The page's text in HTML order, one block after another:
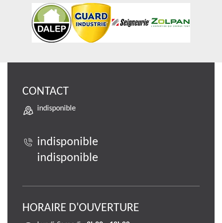
CONTACT
indisponible
indisponible
indisponible
HORAIRE D'OUVERTURE